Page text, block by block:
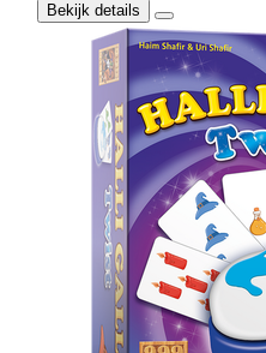
Bekijk details